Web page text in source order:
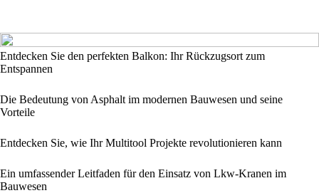
Entdecken Sie den perfekten Balkon: Ihr Rückzugsort zum
Entspannen
Die Bedeutung von Asphalt im modernen Bauwesen und seine
Vorteile
Entdecken Sie, wie Ihr Multitool Projekte revolutionieren kann
Ein umfassender Leitfaden für den Einsatz von Lkw-Kranen im
Bauwesen